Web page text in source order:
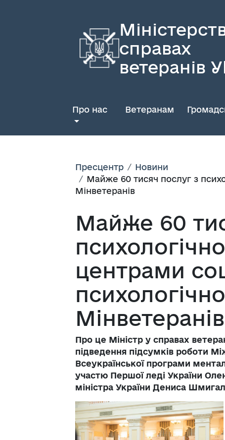
справах
ветеранів
Про нас Ветеранам
Пресцентр
Новини
Майже 60 тисяч послуг з
Мінветеранів
Майже 60
центрами
Мінветеранів
Про це Міністр у справах
підведення підсумків роботи
Всеукраїнської програми
участю Першої леді України
міністра України Дениса